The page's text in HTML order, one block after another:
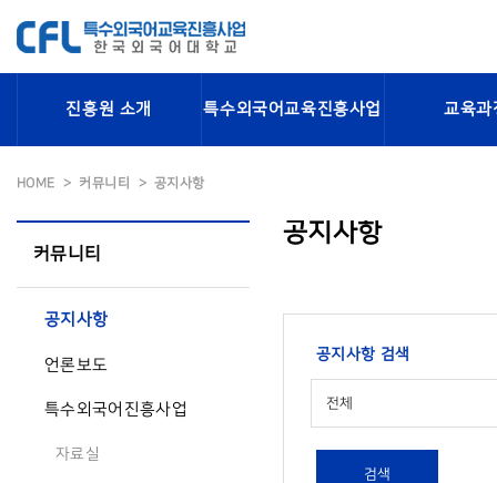
진흥원 소개 특수외국어교육진흥사업 교육과
HOME 커뮤니티 공지사항
커뮤니티
공지사항
언론보도
특수외국어진흥사업
자료실
공지사항
공지사항 검색
전체
검색